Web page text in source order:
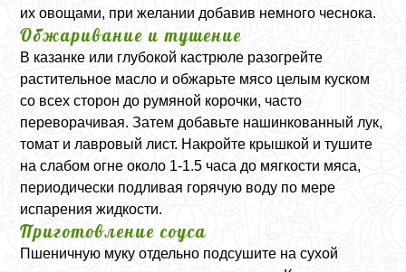
их овощами, при желании добавив немного чеснока.
Обжаривание и тушение
В казанке или глубокой кастрюле разогрейте
растительное масло и обжарьте мясо целым куском
со всех сторон до румяной корочки, часто
переворачивая. Затем добавьте нашинкованный лук,
томат и лавровый лист. Накройте крышкой и тушите
на слабом огне около 1-1.5 часа до мягкости мяса,
периодически подливая горячую воду по мере
испарения жидкости.
Приготовление соуса
Пшеничную муку отдельно подсушите на сухой